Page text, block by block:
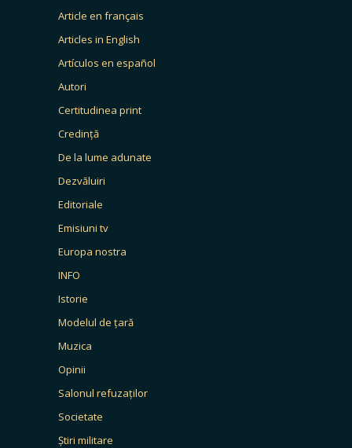
Article en français
Articles in English
Artículos en español
Autori
Certitudinea print
Credință
De la lume adunate
Dezvăluiri
Editoriale
Emisiuni tv
Europa nostra
INFO
Istorie
Modelul de țară
Muzica
Opinii
Salonul refuzaților
Societate
Știri militare